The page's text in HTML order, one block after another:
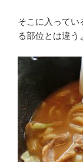
そこに入ってい
る部位とは違う